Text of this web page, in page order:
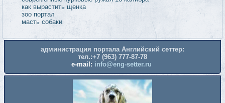
как вырастить щенка
зоо портал
масть собаки
администрация портала Английский сеттер:
тел.:+7 (963) 777-87-78
e-mail: info@eng-setter.ru